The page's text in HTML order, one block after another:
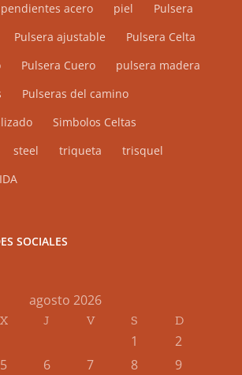
pendientes acero piel
Pulsera
Pulsera ajustable
Pulsera Celta
Pulsera Cuero
pulsera madera
Pulseras del camino
Simbolos Celtas
steel triqueta
trisquel
SOCIALES
agosto 2026
X J V S D
1
2
5 6 7 8
9